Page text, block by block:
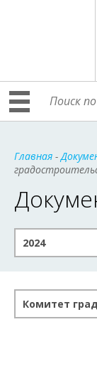
Главная -
2024
Комитет